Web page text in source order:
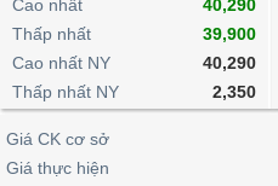
Giao
dịch
nội
bộ
Niên
Định
giá
Nước
ngoài
Tự
dịch
Chứng
quyền
Tổng
quan
Thống
kê
giao
dịch
Tin
tức
tích
kỹ
thuật
Bảng
giá
mô
lai
Chứng
quyền
Trái
phiếu
doanh
Đào
Cao nhất
40,290
Thấp nhất
39,900
Cao nhất NY
40,290
Thấp nhất NY
2,350
Giá CK cơ sở
Giá thực hiện
BẤT
ĐỘNG
SẢN